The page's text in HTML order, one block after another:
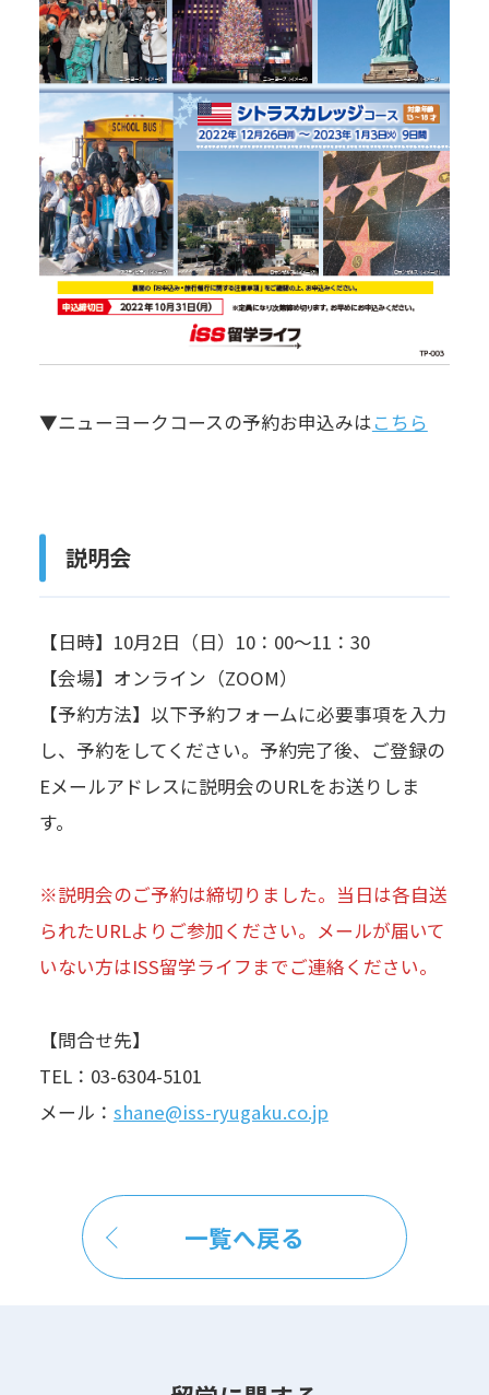
▼ニューヨークコースの予約お申込みはこちら
説明会
【日時】10月2日（日）10：00～11：30
【会場】オンライン（ZOOM）
【予約方法】以下予約フォームに必要事項を入力
し、予約をしてください。予約完了後、ご登録の
Eメールアドレスに説明会のURLをお送りしま
す。
※説明会のご予約は締切りました。当日は各自送
られたURLよりご参加ください。メールが届いて
いない方はISS留学ライフまでご連絡ください。
【問合せ先】
TEL：03-6304-5101
メール： shane@iss-ryugaku.co.jp
一覧へ戻る